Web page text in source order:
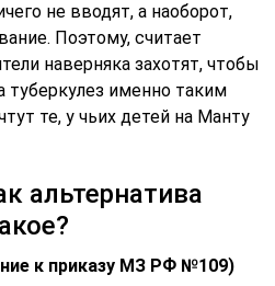
не вводят, а наоборот,
Поэтому, считает
наверняка захотят, чтобы
туберкулез именно таким
те, у чьих детей на Манту
альтернатива
к приказу МЗ РФ №109)